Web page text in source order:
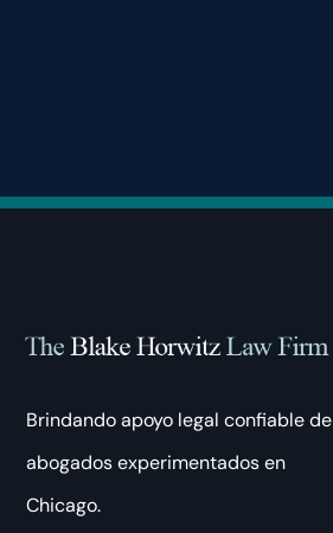
Brindando apoyo legal confiable de
abogados experimentados en
Chicago.